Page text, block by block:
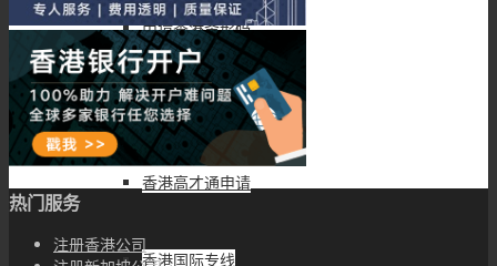
申请香港条形码
香港资产管理牌照申请
香港高才通申请
香港国际专线
热门服务
注册香港公司